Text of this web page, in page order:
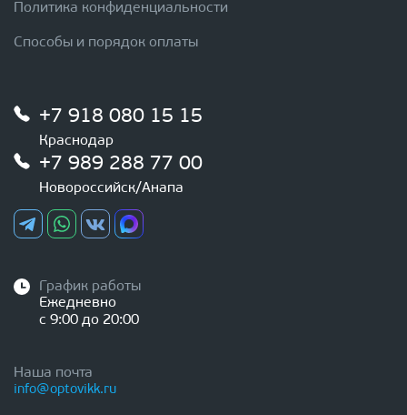
Политика конфиденциальности
Способы и порядок оплаты
+7 918 080 15 15
Краснодар
+7 989 288 77 00
Новороссийск/Анапа
График работы
Ежедневно
с 9:00 до 20:00
Наша почта
info@optovikk.ru